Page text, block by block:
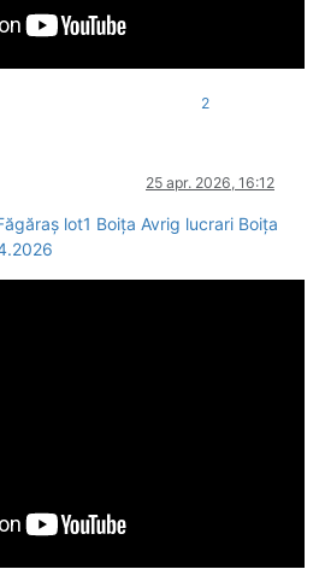
2
25 apr. 2026, 16:12
lot1 Boița Avrig lucrari Boița